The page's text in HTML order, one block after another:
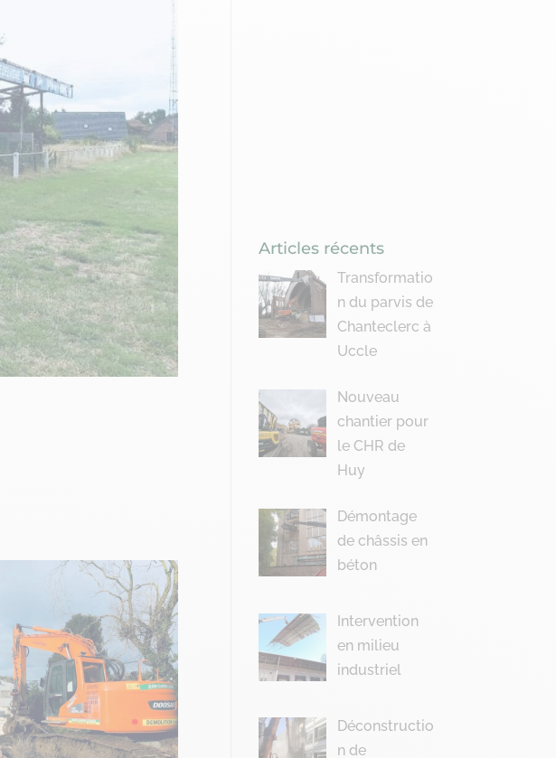
Articles récents
Transformatio
n du parvis de
Chanteclerc à
Uccle
Nouveau
chantier pour
le CHR de
Huy
Démontage
de châssis en
béton
Intervention
en milieu
industriel
Déconstructio
n de